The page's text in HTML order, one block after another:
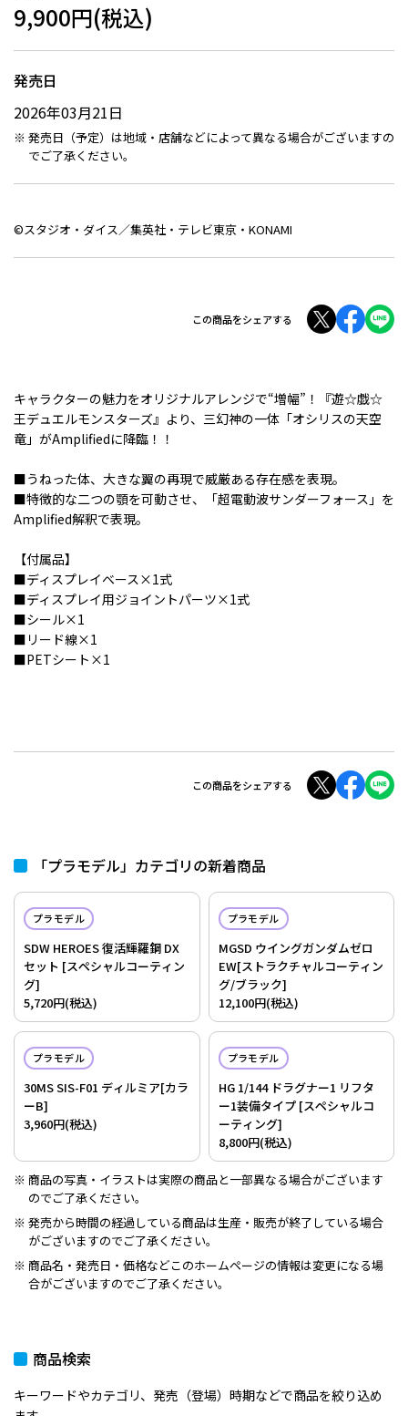
9,900円(税込)
発売日
2026年03月21日
発売日（予定）は地域・店舗などによって異なる場合がございますの
でご了承ください。
©スタジオ・ダイス／集英社・テレビ東京・KONAMI
この商品をシェアする
キャラクターの魅力をオリジナルアレンジで“増幅”！『遊☆戯☆
王デュエルモンスターズ』より、三幻神の一体「オシリスの天空
竜」がAmplifiedに降臨！！
■うねった体、大きな翼の再現で威厳ある存在感を表現。
■特徴的な二つの顎を可動させ、「超電動波サンダーフォース」を
Amplified解釈で表現。
【付属品】
■ディスプレイベース×1式
■ディスプレイ用ジョイントパーツ×1式
■シール×1
■リード線×1
■PETシート×1
この商品をシェアする
「プラモデル」カテゴリの新着商品
プラモデル
SDW HEROES 復活輝羅鋼 DX
セット [スペシャルコーティン
グ]
5,720円(税込)
プラモデル
MGSD ウイングガンダムゼロ
EW[ストラクチャルコーティン
グ/ブラック]
12,100円(税込)
プラモデル
30MS SIS-F01 ディルミア[カラ
ーB]
3,960円(税込)
プラモデル
HG 1/144 ドラグナー1 リフタ
ー1装備タイプ [スペシャルコ
ーティング]
8,800円(税込)
商品の写真・イラストは実際の商品と一部異なる場合がございます
のでご了承ください。
発売から時間の経過している商品は生産・販売が終了している場合
がございますのでご了承ください。
商品名・発売日・価格などこのホームページの情報は変更になる場
合がございますのでご了承ください。
商品検索
キーワードやカテゴリ、発売（登場）時期などで商品を絞り込め